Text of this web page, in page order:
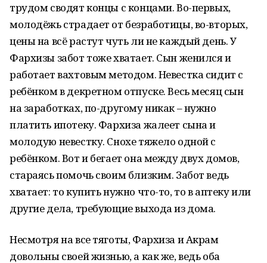
трудом сводят концы с концами. Во-первых,
молодёжь страдает от безработицы, во-вторых,
цены на всё растут чуть ли не каждый день. У
Фархизы забот тоже хватает. Сын женился и
работает вахтовым методом. Невестка сидит с
ребёнком в декретном отпуске. Весь месяц сын
на заработках, по-другому никак – нужно
платить ипотеку. Фархиза жалеет сына и
молодую невестку. Снохе тяжело одной с
ребёнком. Вот и бегает она между двух домов,
стараясь помочь своим близким. Забот ведь
хватает: то купить нужно что-то, то в аптеку или
другие дела, требующие выхода из дома.
Несмотря на все тяготы, Фархиза и Акрам
довольны своей жизнью, а как же, ведь оба